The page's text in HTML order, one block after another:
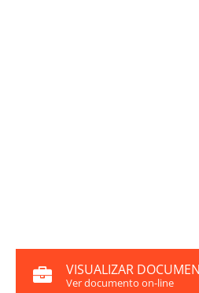
VISUALIZAR
Ver documento on-line